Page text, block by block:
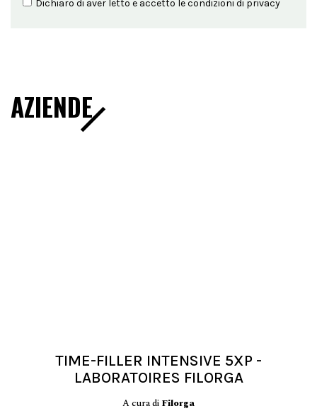
Dichiaro di aver letto e accetto le condizioni di privacy
AZIENDE
TIME-FILLER INTENSIVE 5XP -
LABORATOIRES FILORGA
A cura di Filorga